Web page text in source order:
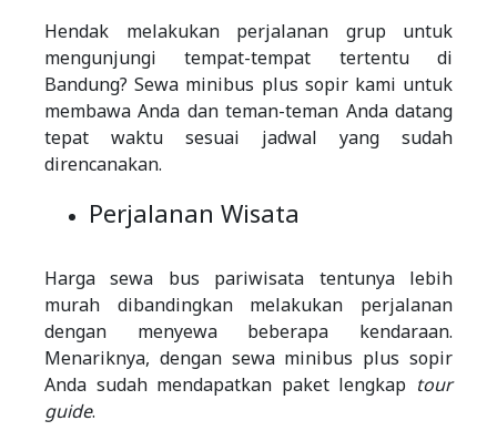
Hendak melakukan perjalanan grup untuk
mengunjungi tempat-tempat tertentu di
Bandung? Sewa minibus plus sopir kami untuk
membawa Anda dan teman-teman Anda datang
tepat waktu sesuai jadwal yang sudah
direncanakan.
Perjalanan Wisata
Harga sewa bus pariwisata tentunya lebih
murah dibandingkan melakukan perjalanan
dengan menyewa beberapa kendaraan.
Menariknya, dengan sewa minibus plus sopir
Anda sudah mendapatkan paket lengkap tour
guide.